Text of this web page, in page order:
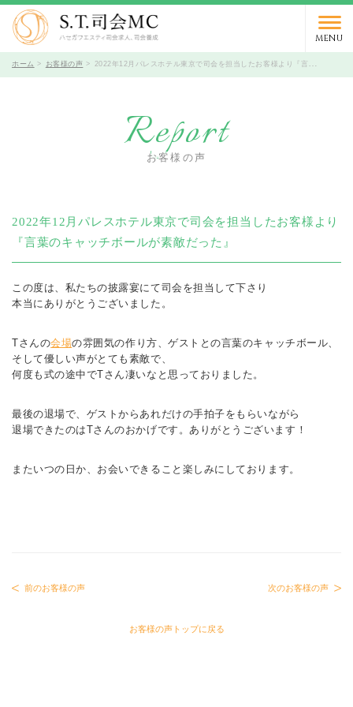
MENU
受付時間 10時～19時 / 定休日 火曜日
ホーム お客様の声 2022年12月パレスホテル東京で司会を担当したお客様より『言葉のキャッチボールが素敵だった』
Report
お客様の声
2022年12月パレスホテル東京で司会を担当したお客様より
『言葉のキャッチボールが素敵だった』
この度は、私たちの披露宴にて司会を担当して下さり
本当にありがとうございました。
Tさんの会場の雰囲気の作り方、ゲストとの言葉のキャッチボール、
そして優しい声がとても素敵で、
何度も式の途中でTさん凄いなと思っておりました。
最後の退場で、ゲストからあれだけの手拍子をもらいながら
退場できたのはTさんのおかげです。ありがとうございます！
またいつの日か、お会いできること楽しみにしております。
前のお客様の声
お客様の声トップに戻る
次のお客様の声